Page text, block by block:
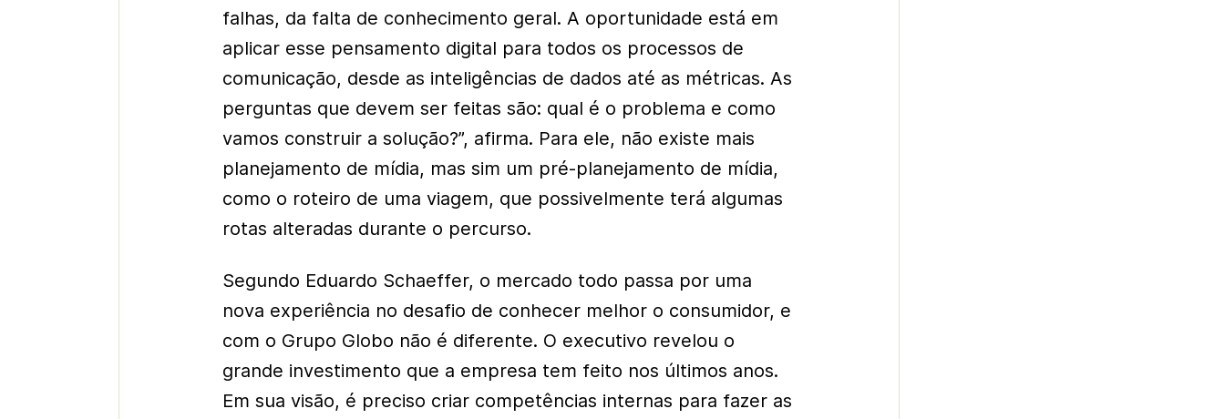
falhas, da falta de conhecimento geral. A oportunidade está em
aplicar esse pensamento digital para todos os processos de
comunicação, desde as inteligências de dados até as métricas. As
perguntas que devem ser feitas são: qual é o problema e como
vamos construir a solução?”, afirma. Para ele, não existe mais
planejamento de mídia, mas sim um pré-planejamento de mídia,
como o roteiro de uma viagem, que possivelmente terá algumas
rotas alteradas durante o percurso.
Segundo Eduardo Schaeffer, o mercado todo passa por uma
nova experiência no desafio de conhecer melhor o consumidor, e
com o Grupo Globo não é diferente. O executivo revelou o
grande investimento que a empresa tem feito nos últimos anos.
Em sua visão, é preciso criar competências internas para fazer as